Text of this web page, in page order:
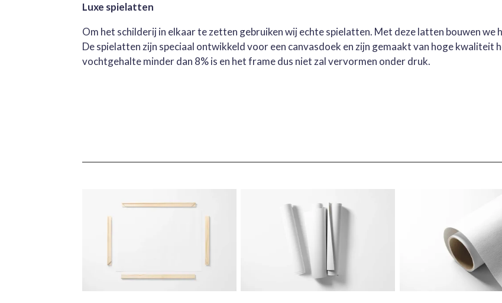
Luxe spielatten
Om het schilderij in elkaar te zetten gebruiken wij echte spielatten. Met deze latten bouwen
De spielatten zijn speciaal ontwikkeld voor een canvasdoek en zijn gemaakt van hoge
vochtgehalte minder dan 8% is en het frame dus niet zal vervormen onder druk.